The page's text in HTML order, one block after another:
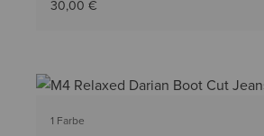
30,00 €
1 Farbe